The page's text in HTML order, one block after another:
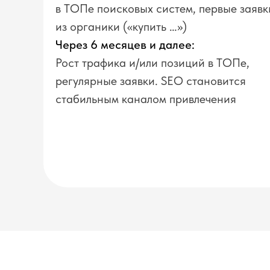
в ТОПе поисковых систем, первые
из органики («купить …»)
Через 6 месяцев и далее:
Рост трафика и/или позиций в ТОПе,
регулярные заявки. SEO становится
стабильным каналом привлечения